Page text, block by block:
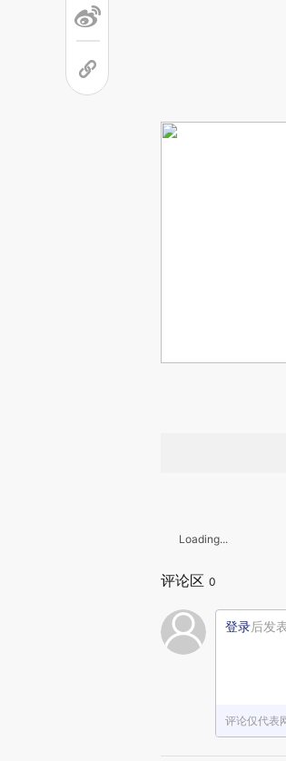
Loading...
评论区 0
登录后发
评论仅代表